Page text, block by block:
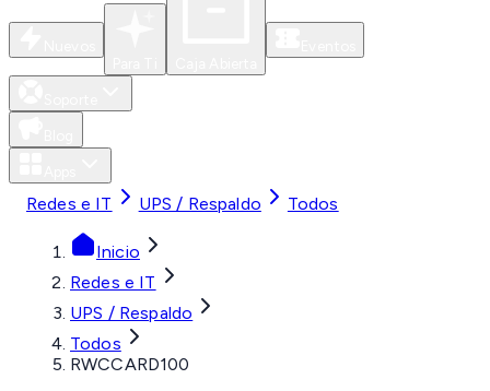
Redes e IT UPS / Respaldo Todos
Inicio
Redes e IT
UPS / Respaldo
Todos
RWCCARD100